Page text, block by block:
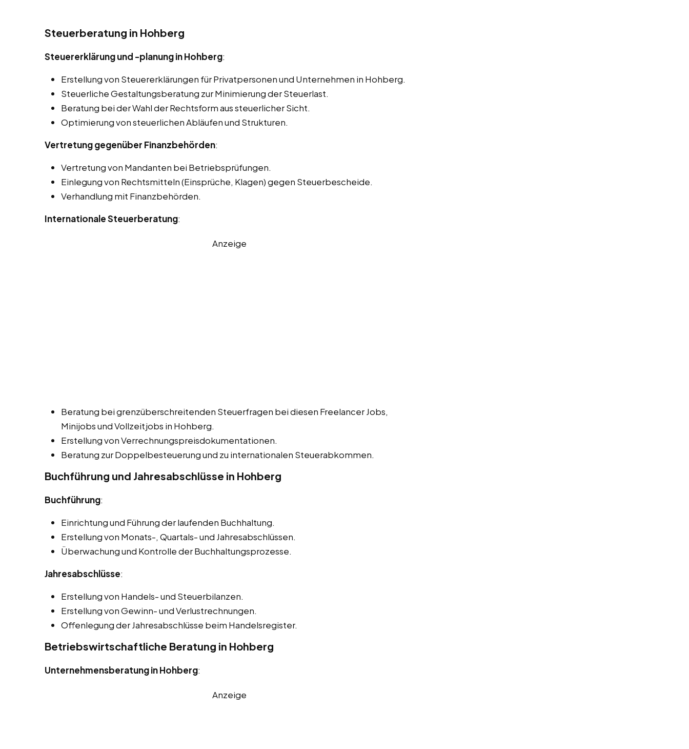
Steuerberatung in Hohberg
Steuererklärung und -planung in Hohberg:
Erstellung von Steuererklärungen für Privatpersonen und Unternehmen in Hohberg.
Steuerliche Gestaltungsberatung zur Minimierung der Steuerlast.
Beratung bei der Wahl der Rechtsform aus steuerlicher Sicht.
Optimierung von steuerlichen Abläufen und Strukturen.
Vertretung gegenüber Finanzbehörden:
Vertretung von Mandanten bei Betriebsprüfungen.
Einlegung von Rechtsmitteln (Einsprüche, Klagen) gegen Steuerbescheide.
Verhandlung mit Finanzbehörden.
Internationale Steuerberatung:
Anzeige
Beratung bei grenzüberschreitenden Steuerfragen bei diesen Freelancer Jobs,
Minijobs und Vollzeitjobs in Hohberg.
Erstellung von Verrechnungspreisdokumentationen.
Beratung zur Doppelbesteuerung und zu internationalen Steuerabkommen.
Buchführung und Jahresabschlüsse in Hohberg
Buchführung:
Einrichtung und Führung der laufenden Buchhaltung.
Erstellung von Monats-, Quartals- und Jahresabschlüssen.
Überwachung und Kontrolle der Buchhaltungsprozesse.
Jahresabschlüsse:
Erstellung von Handels- und Steuerbilanzen.
Erstellung von Gewinn- und Verlustrechnungen.
Offenlegung der Jahresabschlüsse beim Handelsregister.
Betriebswirtschaftliche Beratung in Hohberg
Unternehmensberatung in Hohberg:
Anzeige